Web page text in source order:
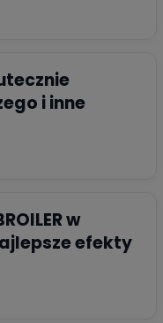
i inne
w
efekty